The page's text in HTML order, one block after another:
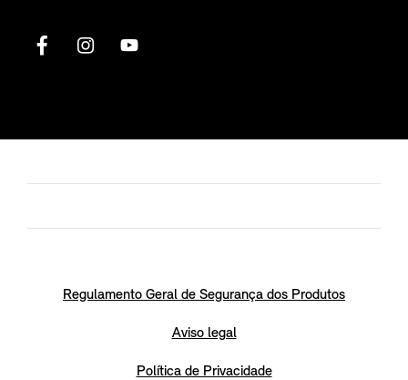
Regulamento Geral de Segurança dos Produtos
Aviso legal
Política de Privacidade